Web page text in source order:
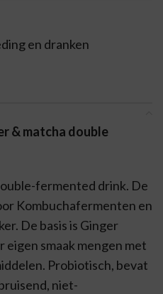
en dranken
& matcha double
fermented drink. De
Kombuchafermenten en
De basis is Ginger
eigen smaak mengen met
Probiotisch, bevat
niet-